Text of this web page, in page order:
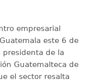
empresarial
este 6 de
presidenta de la
Guatemalteca de
el sector resalta